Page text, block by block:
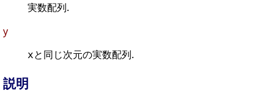
実数配列.
y
xと同じ次元の実数配列.
説明